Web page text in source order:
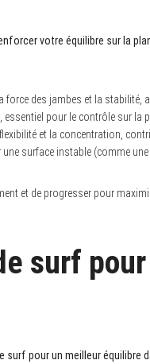
votre équilibre sur la
force des jambes et la stabilité,
essentiel pour le contrôle sur la
et la concentration,
une surface instable (comme
et de progresser pour
surf
pour un meilleur équilibre